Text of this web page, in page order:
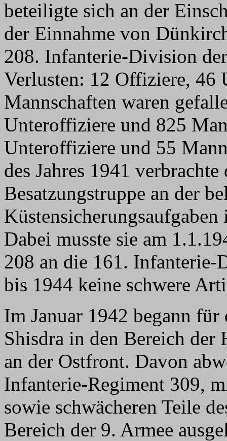
beteiligte sich an der
der Einnahme von
208. Infanterie-Division
Verlusten: 12 Offiziere, 46
Mannschaften waren
Unteroffiziere und 825
Unteroffiziere und 55
des Jahres 1941
Besatzungstruppe an der
Dabei musste sie am
208 an die 161. Infanterie-
bis 1944 keine schwere
Im Januar 1942 begann
Shisdra in den Bereich der
an der Ostfront. Davon
Infanterie-Regiment 309,
sowie schwächeren Teile
Bereich der 9. Armee